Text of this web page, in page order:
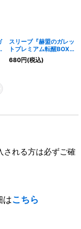
スリーブ『赫盟のガレッ
トプレミアム転醒BOX付
属(キャライラスト)』50
枚【-】{-}《サプライ》
680円(税込)
される方は必ずご確
はこちら